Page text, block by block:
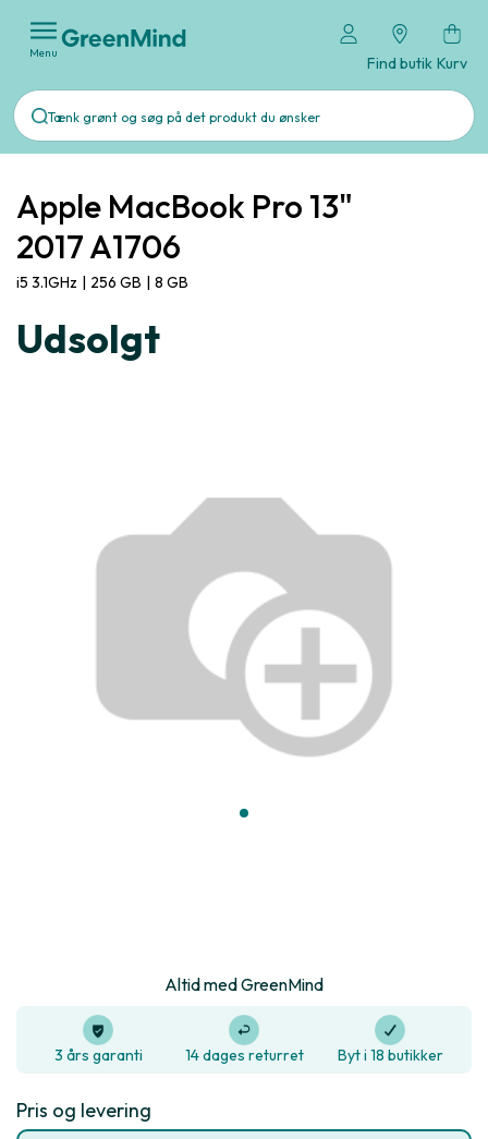
Menu
Find butik Kurv
Apple MacBook Pro 13"
2017 A1706
i5 3.1GHz | 256 GB | 8 GB
Udsolgt
Altid med GreenMind
3 års garanti 14 dages returret Byt i 18 butikker
Pris og levering